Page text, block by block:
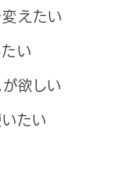
えたい
い
が欲しい
たい